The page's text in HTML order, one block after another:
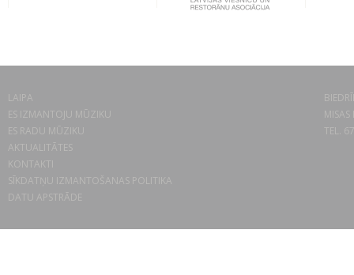
LAIPA
ES IZMANTOJU MŪZIKU
ES RADU MŪZIKU
AKTUALITĀTES
KONTAKTI
SĪKDATŅU IZMANTOŠANAS POLITIKA
DATU APSTRĀDE
TEL.